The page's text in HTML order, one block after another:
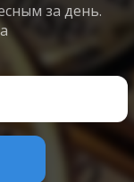
за день.